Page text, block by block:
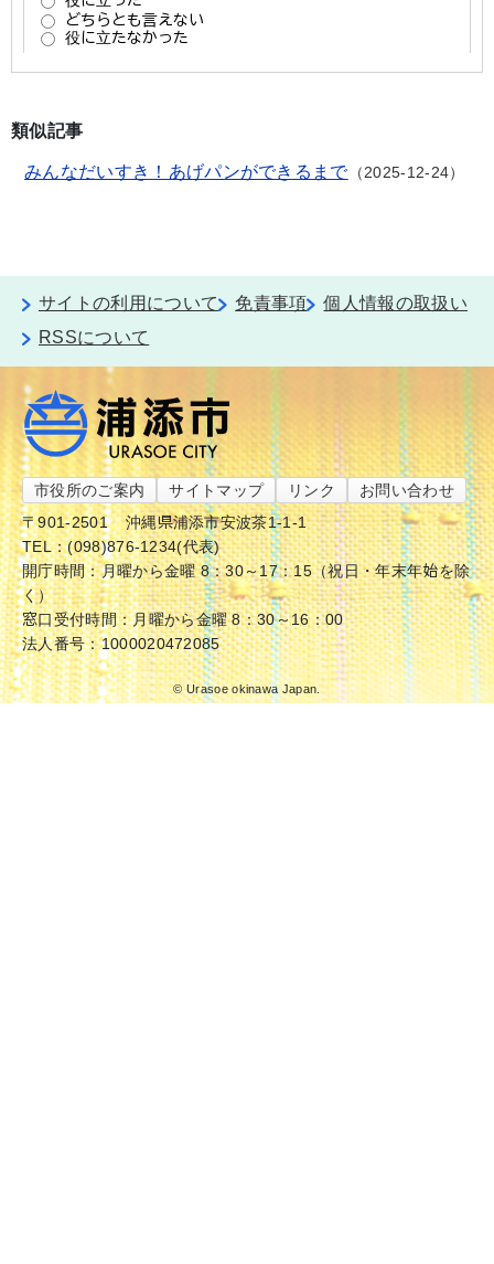
類似記事
みんなだいすき！あげパンができるまで 2025-12-24
サイトの利用について 免責事項
個人情報の取扱い
RSSについて
市役所のご案内 サイトマップ リンク
お問い合わせ
〒901-2501
沖縄県浦添市安波茶1-1-1
TEL：(098)876-1234(代表)
開庁時間：月曜から金曜 8：30～17：15（祝日・年末年始を除
く）
窓口受付時間：月曜から金曜 8：30～16：00
法人番号：1000020472085
© Urasoe okinawa Japan.